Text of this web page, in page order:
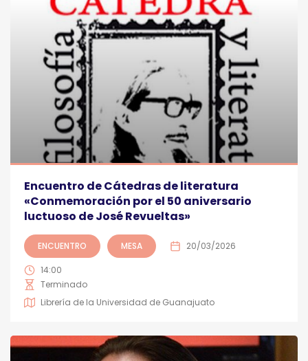
Encuentro de Cátedras de literatura
«Conmemoración por el 50 aniversario
luctuoso de José Revueltas»
ENCUENTRO MESA 20/03/2026
14:00
Terminado
Librería de la Universidad de Guanajuato